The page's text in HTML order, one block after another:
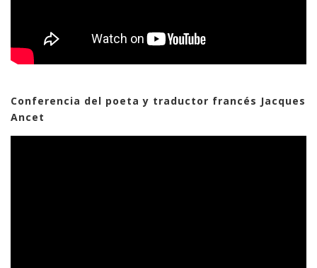
Conferencia del poeta y traductor francés Jacques
Ancet